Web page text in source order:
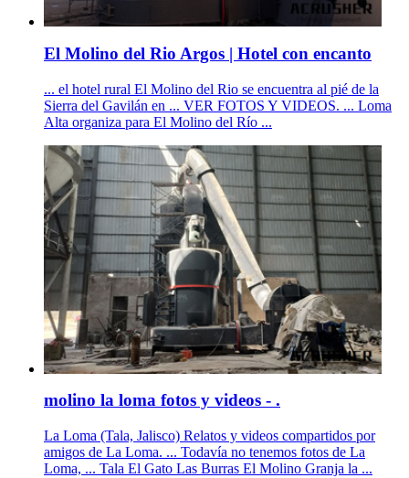
El Molino del Rio Argos | Hotel con encanto
... el hotel rural El Molino del Rio se encuentra al pié de la
Sierra del Gavilán en ... VER FOTOS Y VIDEOS. ... Loma
Alta organiza para El Molino del Río ...
molino la loma fotos y videos - .
La Loma (Tala, Jalisco) Relatos y videos compartidos por
amigos de La Loma. ... Todavía no tenemos fotos de La
Loma, ... Tala El Gato Las Burras El Molino Granja la ...